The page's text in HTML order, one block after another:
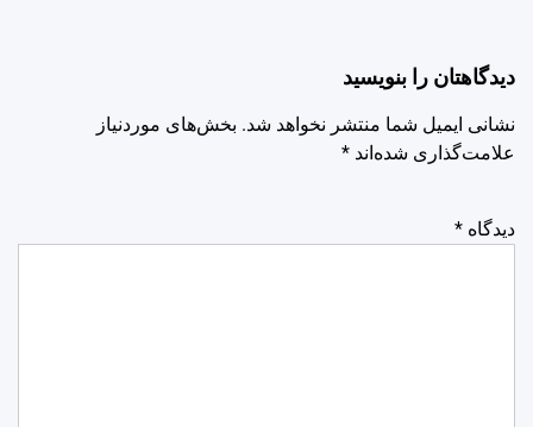
دیدگاهتان را بنویسید
نشانی ایمیل شما منتشر نخواهد شد. بخش‌های موردنیاز
علامت‌گذاری شده‌اند *
دیدگاه *